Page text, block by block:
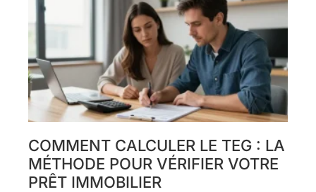
COMMENT CALCULER LE TEG : LA
MÉTHODE POUR VÉRIFIER VOTRE
PRÊT IMMOBILIER